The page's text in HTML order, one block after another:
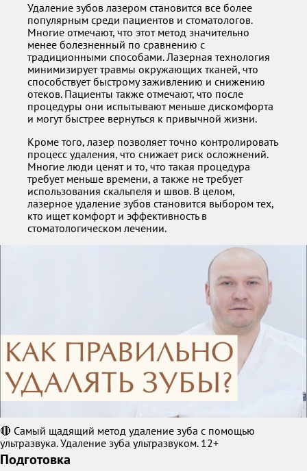
Удаление зубов лазером становится все более
популярным среди пациентов и стоматологов.
Многие отмечают, что этот метод значительно
менее болезненный по сравнению с
традиционными способами. Лазерная технология
минимизирует травмы окружающих тканей, что
способствует быстрому заживлению и снижению
отеков. Пациенты также отмечают, что после
процедуры они испытывают меньше дискомфорта
и могут быстрее вернуться к привычной жизни.
Кроме того, лазер позволяет точно контролировать
процесс удаления, что снижает риск осложнений.
Многие люди ценят и то, что такая процедура
требует меньше времени, а также не требует
использования скальпеля и швов. В целом,
лазерное удаление зубов становится выбором тех,
кто ищет комфорт и эффективность в
стоматологическом лечении.
🔴 Самый щадящий метод удаление зуба с помощью
ультразвука. Удаление зуба ультразвуком. 12+
Подготовка